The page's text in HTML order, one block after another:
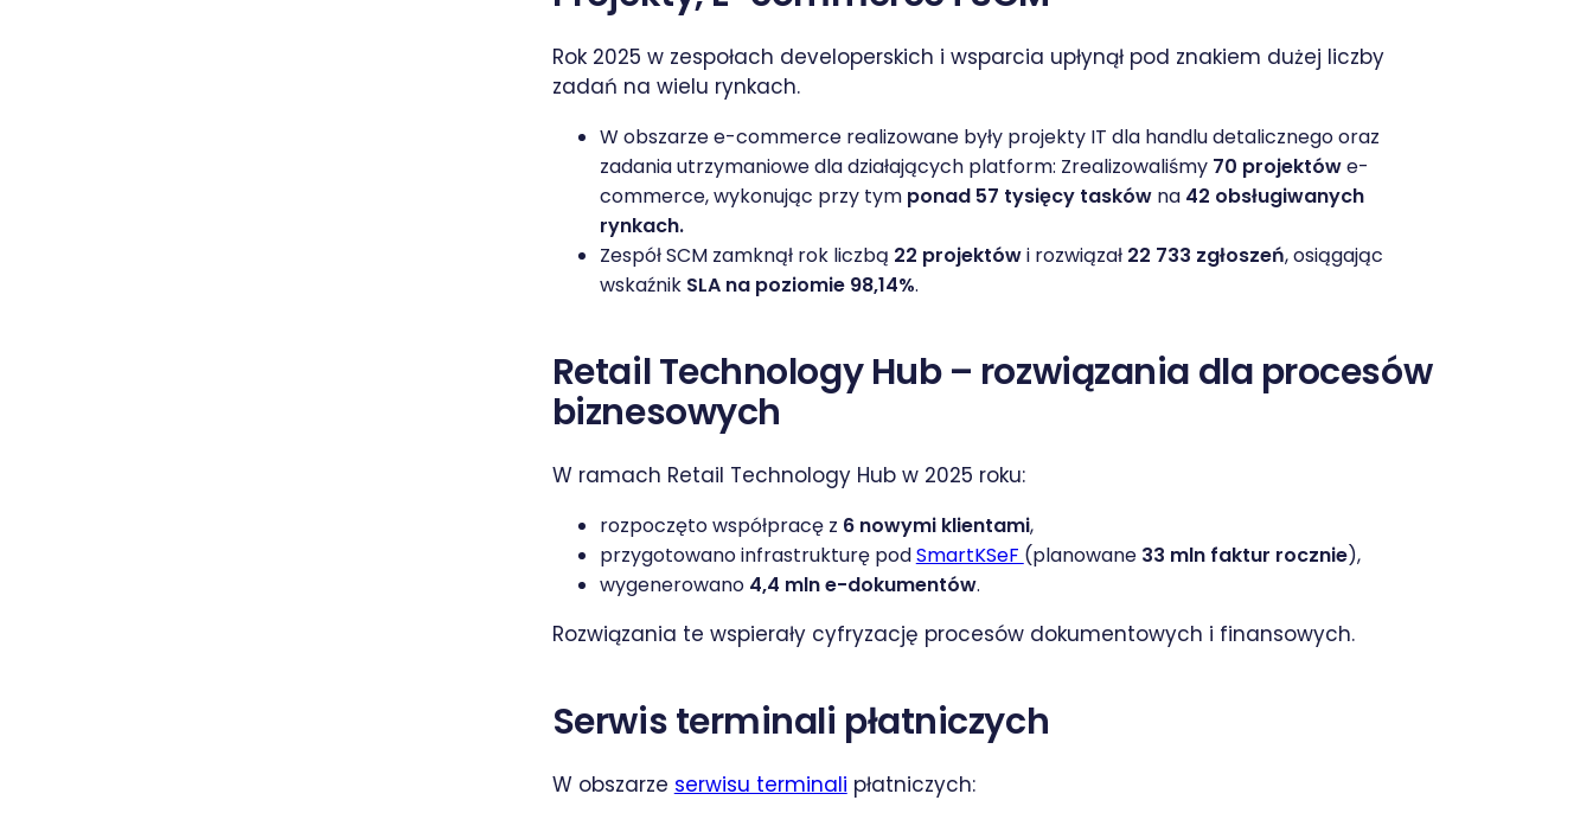
Rok 2025 w zespołach developerskich i wsparcia upłynął pod znakiem dużej liczby
zadań na wielu rynkach.
W obszarze e-commerce realizowane były projekty IT dla handlu detalicznego oraz
zadania utrzymaniowe dla działających platform: Zrealizowaliśmy 70 projektówe-
commerce, wykonując przy tym ponad 57 tysięcy taskówna 42 obsługiwanych
rynkach.
Zespół SCM zamknął rok liczbą 22 projektówi rozwiązał 22 733 zgłoszeń, osiągając
wskaźnik SLA na poziomie 98,14%.
Retail Technology Hub – rozwiązania dla procesów
biznesowych
W ramach Retail Technology Hub w 2025 roku:
rozpoczęto współpracę z 6 nowymi klientami,
przygotowano infrastrukturę podSmartKSeF (planowane 33 mln faktur rocznie),
wygenerowano 4,4 mln e-dokumentów.
Rozwiązania te wspierały cyfryzację procesów dokumentowych i finansowych.
Serwis terminali płatniczych
W obszarze serwisu terminali płatniczych: